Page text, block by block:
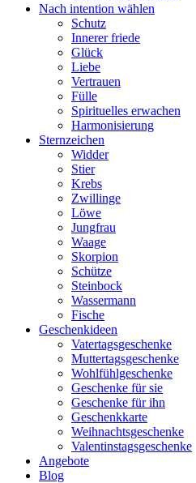
Nach intention wählen
Schutz
Innerer friede
Glück
Liebe
Vertrauen
Fülle
Spirituelles erwachen
Harmonisierung
Sternzeichen
Widder
Stier
Krebs
Zwillinge
Löwe
Jungfrau
Waage
Skorpion
Schütze
Steinbock
Wassermann
Fische
Geschenkideen
Vatertagsgeschenke
Muttertagsgeschenke
Wohlfühlgeschenke
Geschenke für sie
Geschenke für ihn
Geschenkkarte
Weihnachtsgeschenke
Valentinstagsgeschenke
Angebote
Blog